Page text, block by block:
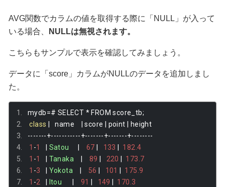
AVG関数でカラムの値を取得する際に「NULL」が入って
いる場合、
NULLは無視されます。
こちらもサンプルで表示を確認してみましょう。
データに「score」カラムがNULLのデータを追加しまし
た。
mydb=# SELECT * FROM score_tb;
class
   name
score point
height
-------+-----------+-------+-------+--------
1 -1 Satou 67 133
182.4
1 -1 Tanaka 89 220
173.7
1 -3 Yokota 56 101
175.9
1 -2 Itou 91 149
170.3